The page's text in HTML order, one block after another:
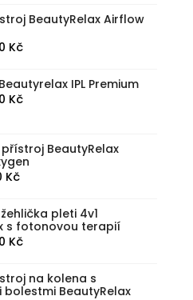
je:
599 Kč.
BeautyRelax Airflow
KčAktuální
je:
3
IPL Premium
KčAktuální
3
BeautyRelax
KčAktuální
je:
1
690 Kč.
pleti 4v1
s fotonovou terapií
KčAktuální
je:
2
na kolena s
bolestmi BeautyRelax